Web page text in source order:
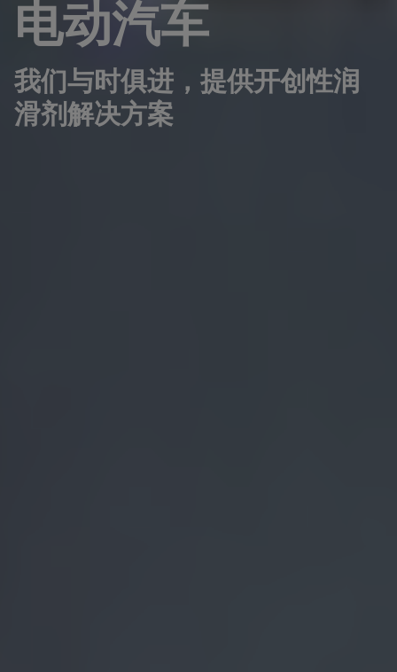
电动汽车
我们与时俱进，提供开创性润
滑剂解决方案